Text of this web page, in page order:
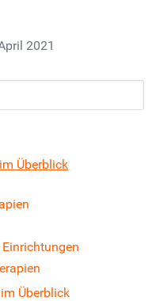
2021
Überblick
Überblick